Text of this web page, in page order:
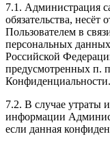
7.1. Администрация
обязательства, несёт
Пользователем в
персональных
Российской
предусмотренных п.
Конфиденциальности.
7.2. В случае утраты
информации
если данная